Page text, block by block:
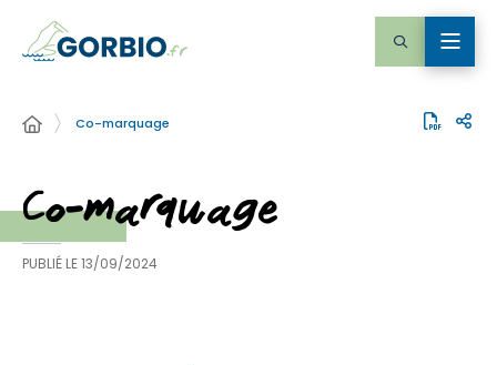
Co-marquage
Co-marquage
PUBLIÉ LE13/09/2024